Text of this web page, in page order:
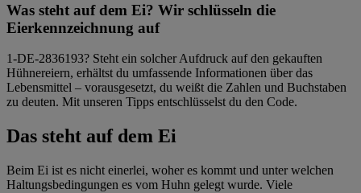
Was steht auf dem Ei? Wir schlüsseln die
Eierkennzeichnung auf
1-DE-2836193? Steht ein solcher Aufdruck auf den gekauften
Hühnereiern, erhältst du umfassende Informationen über das
Lebensmittel – vorausgesetzt, du weißt die Zahlen und Buchstaben
zu deuten. Mit unseren Tipps entschlüsselst du den Code.
Das steht auf dem Ei
Beim Ei ist es nicht einerlei, woher es kommt und unter welchen
Haltungsbedingungen es vom Huhn gelegt wurde. Viele